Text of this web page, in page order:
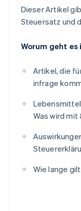
Dieser Artikel
Steuersatz und
Worum geht
Artikel, die
infrage
Was wird mit
Wie lange